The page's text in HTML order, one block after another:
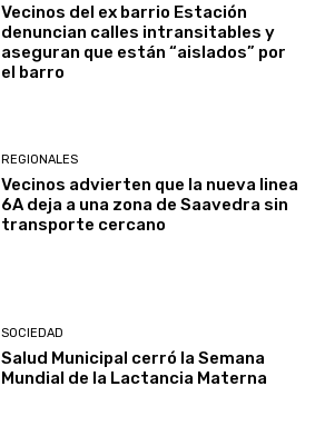
Vecinos del ex barrio Estación
denuncian calles intransitables y
aseguran que están “aislados” por
el barro
REGIONALES
Vecinos advierten que la nueva linea
6A deja a una zona de Saavedra sin
transporte cercano
SOCIEDAD
Salud Municipal cerró la Semana
Mundial de la Lactancia Materna